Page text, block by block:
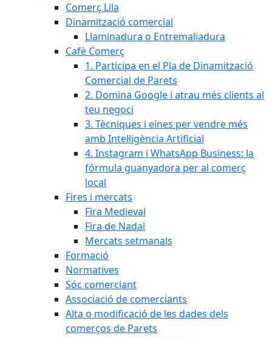
Comerç Lila
Dinamització comercial
Llaminadura o Entremaliadura
Cafè Comerç
1. Participa en el Pla de Dinamització
Comercial de Parets
2. Domina Google i atrau més clients al
teu negoci
3. Tècniques i eines per vendre més
amb Intel·ligència Artificial
4. Instagram i WhatsApp Business: la
fórmula guanyadora per al comerç
local
Fires i mercats
Fira Medieval
Fira de Nadal
Mercats setmanals
Formació
Normatives
Sóc comerciant
Associació de comerciants
Alta o modificació de les dades dels
comerços de Parets